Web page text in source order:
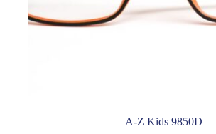
A-Z Kids 9850D